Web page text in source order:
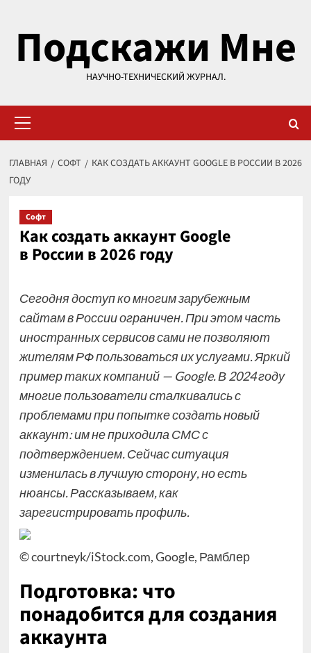
содержимому
Подскажи Мне
НАУЧНО-ТЕХНИЧЕСКИЙ ЖУРНАЛ.
меню
ГЛАВНАЯ СОФТ
КАК СОЗДАТЬ АККАУНТ GOOGLE В РОССИИ В 2026
ГОДУ
Софт
Как создать аккаунт Google
в России в 2026 году
Сегодня доступ ко многим зарубежным
сайтам в России ограничен. При этом часть
иностранных сервисов сами не позволяют
жителям РФ пользоваться их услугами. Яркий
пример таких компаний — Google. В 2024 году
многие пользователи сталкивались с
проблемами при попытке создать новый
аккаунт: им не приходила СМС с
подтверждением. Сейчас ситуация
изменилась в лучшую сторону, но есть
нюансы. Рассказываем, как
зарегистрировать профиль.
© courtneyk/iStock.com, Google, Рамблер
Подготовка: что
понадобится для создания
аккаунта